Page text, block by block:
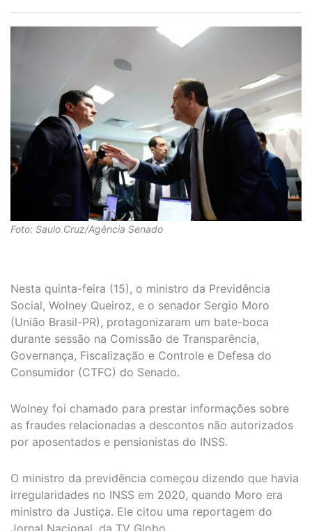
Foto: Saulo Cruz/Agência Senado
Nesta quinta-feira (15), o ministro da Previdência
Social, Wolney Queiroz, e o senador Sergio Moro
(União Brasil-PR), protagonizaram um bate-boca
durante sessão na Comissão de Transparência,
Governança, Fiscalização e Controle e Defesa do
Consumidor (CTFC) do Senado.
Wolney foi chamado para prestar informações sobre
as fraudes relacionadas a descontos não autorizados
por aposentados e pensionistas do INSS.
O ministro da previdência começou dizendo que havia
irregularidades no INSS em 2020, quando Moro era
ministro da Justiça. Ele citou uma reportagem do